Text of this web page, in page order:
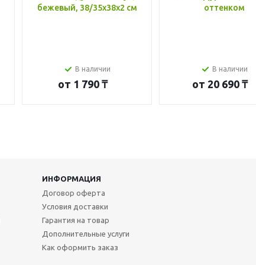
бежевый, 38/35x38x2 см
В наличии
от 1 790 ₸
оттенком
В наличии
от 20 690 ₸
ИНФОРМАЦИЯ
Договор оферта
Условия доставки
Гарантия на товар
Дополнительные услуги
Как оформить заказ